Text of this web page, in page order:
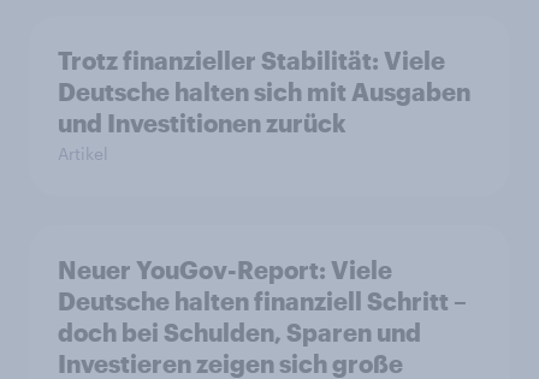
Trotz finanzieller Stabilität: Viele
Deutsche halten sich mit Ausgaben
und Investitionen zurück
Artikel
Neuer YouGov-Report: Viele
Deutsche halten finanziell Schritt –
doch bei Schulden, Sparen und
Investieren zeigen sich große